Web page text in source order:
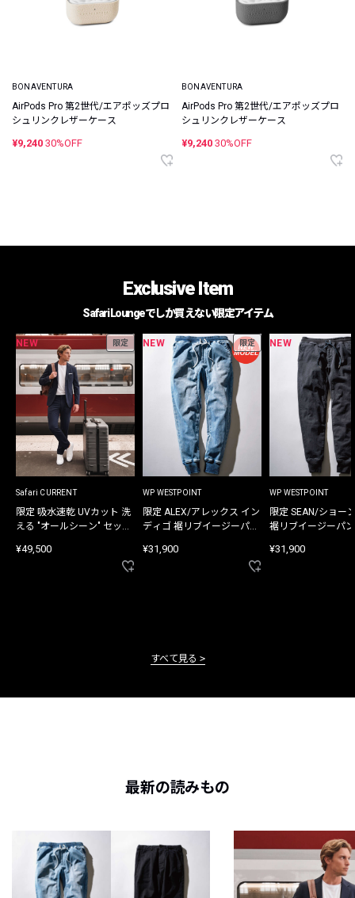
BONAVENTURA
AirPods Pro 第2世代/エアポッズプロ
シュリンクレザーケース
¥9,240 30%OFF
BONAVENTURA
AirPods Pro 第2世代/エアポッズプロ
シュリンクレザーケース
¥9,240 30%OFF
Exclusive Item
Safari Loungeでしか買えない限定アイテム
NEW 限定
Safari CURRENT
限定 吸水速乾 UVカット 洗
える "オールシーン" セット
¥49,500
NEW 限定
WP WESTPOINT
限定 ALEX/アレックス イン
ディゴ 裾リブイージーパン
¥31,900
NEW
WP WESTPOINT
限定 SEAN/ショー
裾リブイージーパ
¥31,900
すべて見る
最新の読みもの